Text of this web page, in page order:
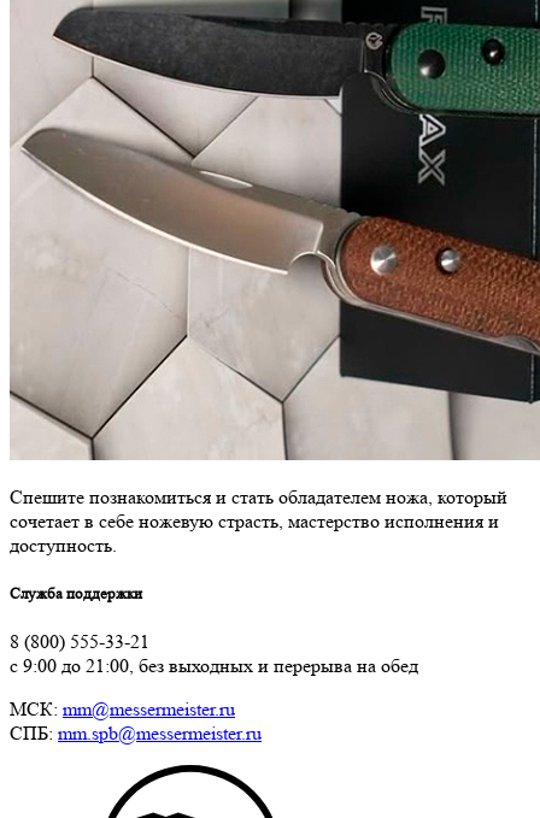
Спешите познакомиться и стать обладателем ножа, который
сочетает в себе ножевую страсть, мастерство исполнения и
доступность.
Служба поддержки
8 (800) 555-33-21
с 9:00 до 21:00, без выходных и перерыва на обед
МСК: mm@messermeister.ru
СПБ: mm.spb@messermeister.ru